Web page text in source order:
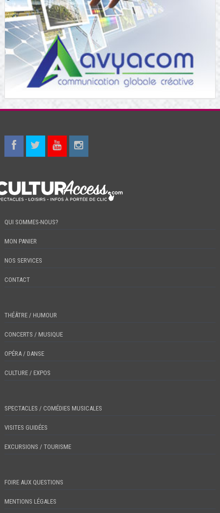
QUI SOMMES-NOUS?
MON PANIER
NOS SERVICES
CONTACT
THÉÂTRE / HUMOUR
CONCERTS / MUSIQUE
OPÉRA / DANSE
CULTURE / EXPOS
SPECTACLES / COMÉDIES MUSICALES
VISITES GUIDÉES
EXCURSIONS / TOURISME
FOIRE AUX QUESTIONS
MENTIONS LÉGALES